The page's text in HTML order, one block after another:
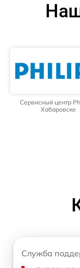
Сервисный центр
Хабаровске
Служба